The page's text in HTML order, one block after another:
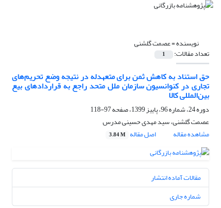
نویسنده =عصمت گلشنی
تعداد مقالات: 1
حق استناد به کاهش ثمن برای متعهدله در نتیجه وضع تحریم‌های
تجاری در کنوانسیون سازمان ملل متحد راجع به قراردادهای بیع
بین‌المللی کالا
دوره 24، شماره 96، پاییز 1399، صفحه
97-118
عصمت گلشنی، سید مهدی حسینی مدرس
مشاهده مقاله
اصل مقاله 3.84 M
مقالات آماده انتشار
شماره جاری